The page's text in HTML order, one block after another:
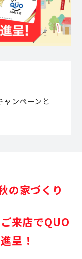
サイト
ン力
ィネート
ャンペーンと
の家づくり
来店でQUO
進呈！